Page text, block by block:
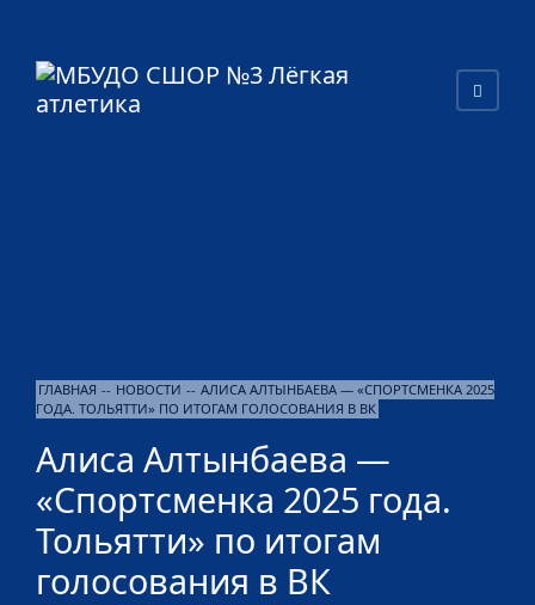
ГЛАВНАЯ -- НОВОСТИ -- АЛИСА АЛТЫНБАЕВА — «СПОРТСМЕНКА 2025
ГОДА. ТОЛЬЯТТИ» ПО ИТОГАМ ГОЛОСОВАНИЯ В ВК
Алиса Алтынбаева —
«Спортсменка 2025 года.
Тольятти» по итогам
голосования в ВК